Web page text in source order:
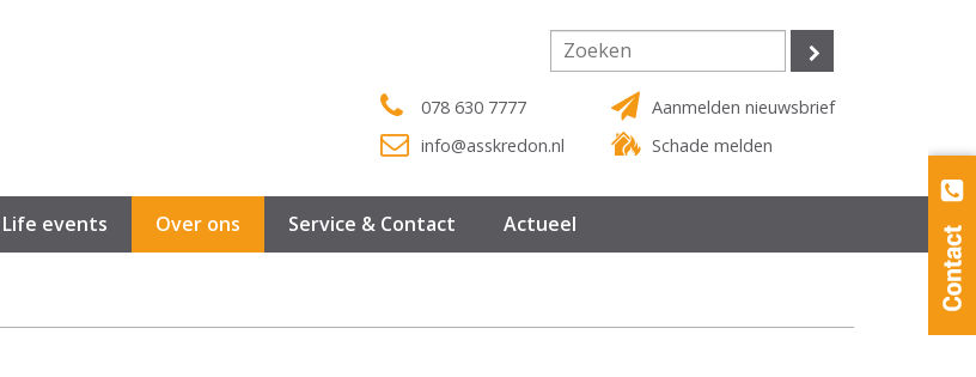
078 630 7777
info@asskredon.nl
Aanmelden nieuwsbrief
Schade melden
Life events Over ons Service & Contact Actueel